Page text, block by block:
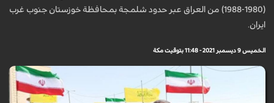
(1980-1988) من العراق عبر حدود شلمجة بمحافظة خوزستان جنوب غرب
ايران.
الخميس 9 ديسمبر 2021 - 11:48 بتوقيت مكة